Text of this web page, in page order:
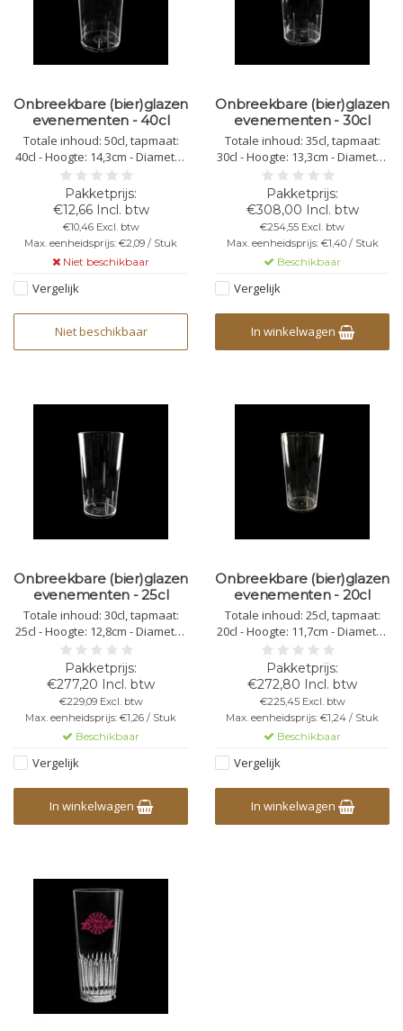
Onbreekbare (bier)glazen
evenementen - 40cl
Totale inhoud: 50cl, tapmaat:
40cl - Hoogte: 14,3cm - Diameter
bovenkant: 7,7cm - Diameter
onderkant: 6,3cm - Kleur:
transparant - Kunststof
Polycarbonaat - Stapelbaar -
Herbruikbaar -
Vaatwasbestendig -
Bedrukbaar - Onbreekbaar
€12,66 Incl. btw
€10,46 Excl. btw
Max. eenheidsprijs: €2,09 / Stuk
Niet beschikbaar
Vergelijk
Niet beschikbaar
Onbreekbare (bier)glazen
evenementen - 30cl
Totale inhoud: 35cl, tapmaat:
30cl - Hoogte: 13,3cm - Diameter
bovenkant: 7,2cm - Diameter
onderkant: 5,8cm - Kleur:
transparant - Kunststof
Polycarbonaat - Stapelbaar -
Herbruikbaar -
Vaatwasbestendig -
Bedrukbaar - Onbreekbaar
€308,00 Incl. btw
€254,55 Excl. btw
Max. eenheidsprijs: €1,40 / Stuk
Beschikbaar
Vergelijk
In winkelwagen
Onbreekbare (bier)glazen
evenementen - 25cl
Totale inhoud: 30cl, tapmaat:
25cl - Hoogte: 12,8cm - Diameter
bovenkant: 6,6cm - Diameter
onderkant: 5,4cm - Kleur:
transparant - Kunststof
Polycarbonaat - Stapelbaar -
Herbruikbaar -
Vaatwasbestendig -
Bedrukbaar - Onbreekbaar
€277,20 Incl. btw
€229,09 Excl. btw
Max. eenheidsprijs: €1,26 / Stuk
Beschikbaar
Vergelijk
In winkelwagen
Onbreekbare (bier)glazen
evenementen - 20cl
Totale inhoud: 25cl, tapmaat:
20cl - Hoogte: 11,7cm - Diameter
bovenkant: 6,4cm - Diameter
onderkant: 5,0cm - Kleur:
transparant - Kunststof
Polycarbonaat - Stapelbaar -
Herbruikbaar -
Vaatwasbestendig -
Bedrukbaar - Onbreekbaar
€272,80 Incl. btw
€225,45 Excl. btw
Max. eenheidsprijs: €1,24 / Stuk
Beschikbaar
Vergelijk
In winkelwagen